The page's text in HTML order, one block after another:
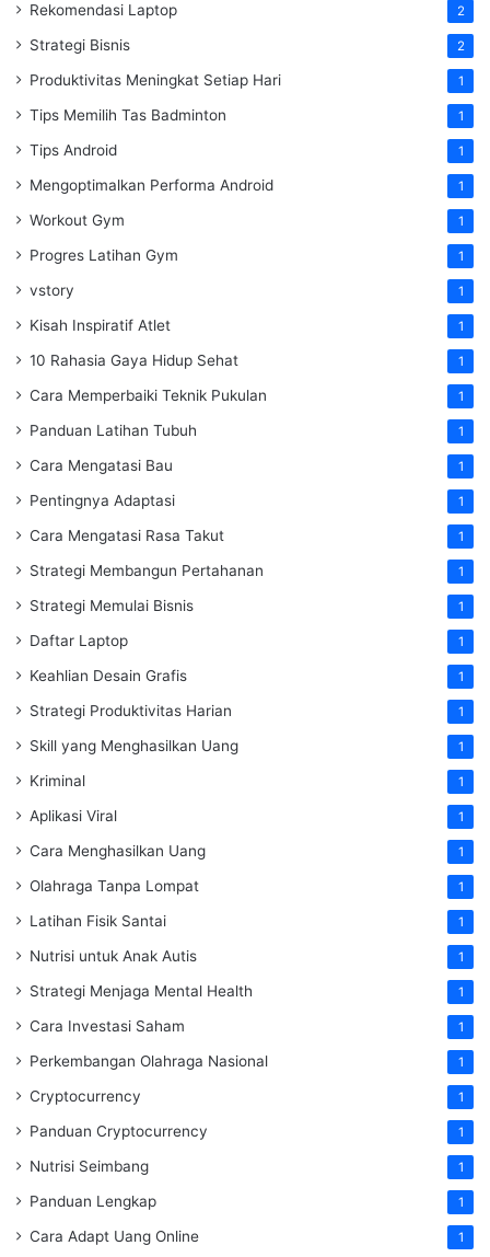
Rekomendasi Laptop 2
Strategi Bisnis 2
Produktivitas Meningkat Setiap Hari 1
Tips Memilih Tas Badminton 1
Tips Android 1
Mengoptimalkan Performa Android 1
Workout Gym 1
Progres Latihan Gym 1
vstory 1
Kisah Inspiratif Atlet 1
10 Rahasia Gaya Hidup Sehat 1
Cara Memperbaiki Teknik Pukulan 1
Panduan Latihan Tubuh 1
Cara Mengatasi Bau 1
Pentingnya Adaptasi 1
Cara Mengatasi Rasa Takut 1
Strategi Membangun Pertahanan 1
Strategi Memulai Bisnis 1
Daftar Laptop 1
Keahlian Desain Grafis 1
Strategi Produktivitas Harian 1
Skill yang Menghasilkan Uang 1
Kriminal 1
Aplikasi Viral 1
Cara Menghasilkan Uang 1
Olahraga Tanpa Lompat 1
Latihan Fisik Santai 1
Nutrisi untuk Anak Autis 1
Strategi Menjaga Mental Health 1
Cara Investasi Saham 1
Perkembangan Olahraga Nasional 1
Cryptocurrency 1
Panduan Cryptocurrency 1
Nutrisi Seimbang 1
Panduan Lengkap 1
Cara Adapt Uang Online 1